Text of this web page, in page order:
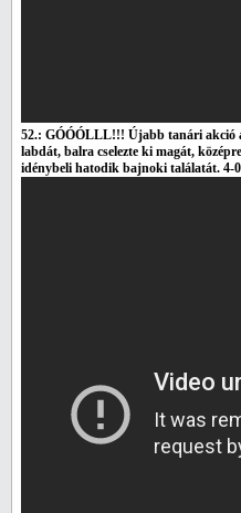
52.: GÓÓÓLLL!!! Újabb tanári akció
labdát, balra cselezte ki magát,
idénybeli hatodik bajnoki találatát. 4-